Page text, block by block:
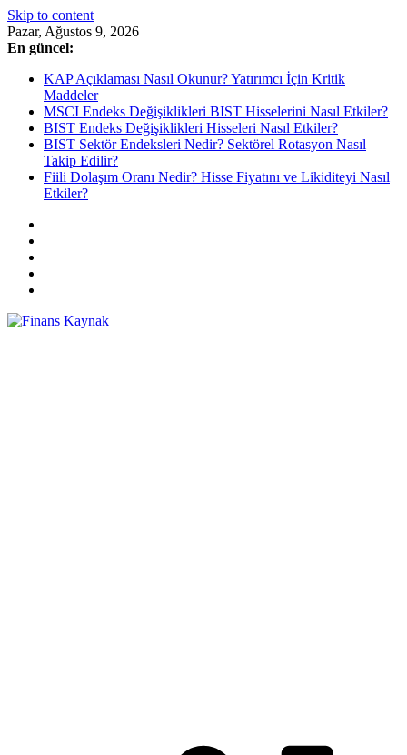
Skip to content
Pazar, Ağustos 9, 2026
En güncel:
KAP Açıklaması Nasıl Okunur? Yatırımcı İçin Kritik
Maddeler
MSCI Endeks Değişiklikleri BIST Hisselerini Nasıl Etkiler?
BIST Endeks Değişiklikleri Hisseleri Nasıl Etkiler?
BIST Sektör Endeksleri Nedir? Sektörel Rotasyon Nasıl
Takip Edilir?
Fiili Dolaşım Oranı Nedir? Hisse Fiyatını ve Likiditeyi Nasıl
Etkiler?